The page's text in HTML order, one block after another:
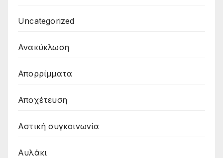
Uncategorized
Ανακύκλωση
Απορρίμματα
Αποχέτευση
Αστική συγκοινωνία
Αυλάκι